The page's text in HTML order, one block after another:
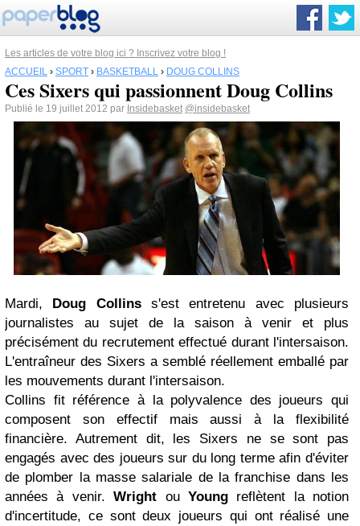
Les articles de votre blog ici ? Inscrivez votre blog !
ACCUEIL › SPORT › BASKETBALL › DOUG COLLINS
Ces Sixers qui passionnent Doug Collins
Publié le 19 juillet 2012 par Insidebasket @insidebasket
Mardi, Doug Collins
s'est entretenu avec plusieurs
journalistes au sujet de la saison à venir et plus
précisément du recrutement effectué durant l'intersaison.
L'entraîneur des Sixers a semblé réellement emballé par
les mouvements durant l'intersaison.
Collins fit référence à la polyvalence des joueurs qui
composent son effectif mais aussi à la flexibilité
financière. Autrement dit, les Sixers ne se sont pas
engagés avec des joueurs sur du long terme afin d'éviter
de plomber la masse salariale de la franchise dans les
années à venir.Wright ou Youngreflètent la notion
d'incertitude, ce sont deux joueurs qui ont réalisé une